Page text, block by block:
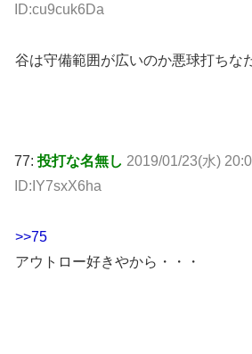
ID:cu9cuk6Da
谷は守備範囲が広いのか悪球打ちな
77:投打な名無し 2019/01/23(水)
ID:IY7sxX6ha
>>75
アウトロー好きやから・・・